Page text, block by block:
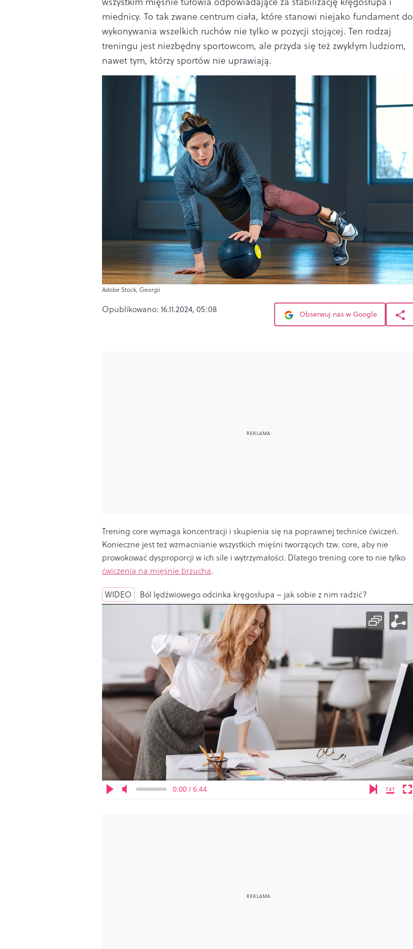
miednicy. To tak zwane centrum ciała, które stanowi niejako fundament do
wykonywania wszelkich ruchów nie tylko w pozycji stojącej. Ten rodzaj
treningu jest niezbędny sportowcom, ale przyda się też zwykłym ludziom,
nawet tym, którzy sportów nie uprawiają.
Adobe Stock, Georgii
Opublikowano: 16.11.2024, 05:08 Obserwuj nas w Google
Trening core wymaga koncentracji i skupienia się na poprawnej technice ćwiczeń.
Konieczne jest też wzmacnianie wszystkich mięśni tworzących tzw. core, aby nie
prowokować dysproporcji w ich sile i wytrzymałości. Dlatego trening core to nie tylko
ćwiczenia na mięśnie brzucha.
WIDEO Ból lędźwiowego odcinka kręgosłupa – jak sobie z nim radzić?
0:00 / 6:44